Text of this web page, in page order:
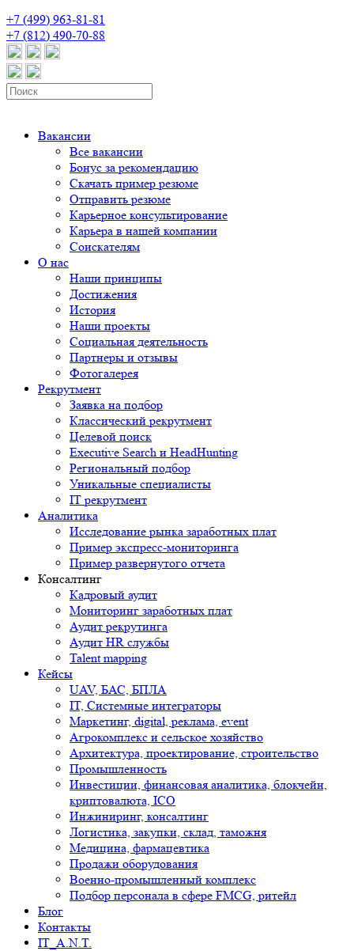
+7 (499) 963-81-81
+7 (812) 490-70-88
Вакансии
Все вакансии
Бонус за рекомендацию
Скачать пример резюме
Отправить резюме
Карьерное консультирование
Карьера в нашей компании
Соискателям
О нас
Наши принципы
Достижения
История
Наши проекты
Социальная деятельность
Партнеры и отзывы
Фотогалерея
Рекрутмент
Заявка на подбор
Классический рекрутмент
Целевой поиск
Executive Search и HeadHunting
Региональный подбор
Уникальные специалисты
IT рекрутмент
Аналитика
Исследование рынка заработных плат
Пример экспресс-мониторинга
Пример развернутого отчета
Консалтинг
Кадровый аудит
Мониторинг заработных плат
Аудит рекрутинга
Аудит HR службы
Talent mapping
Кейсы
UAV, БАС, БПЛА
IT, Системные интеграторы
Маркетинг, digital, реклама, event
Агрокомплекс и сельское хозяйство
Архитектура, проектирование, строительство
Промышленность
Инвестиции, финансовая аналитика, блокчейн,
криптовалюта, ICO
Инжиниринг, консалтинг
Логистика, закупки, склад, таможня
Медицина, фармацевтика
Продажи оборудования
Военно-промышленный комплекс
Подбор персонала в сфере FMCG, ритейл
Блог
Контакты
IT_A.N.T.